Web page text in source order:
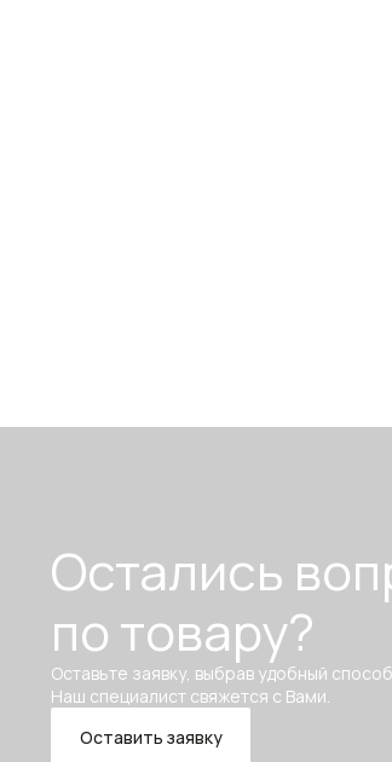
Остались
по товару?
Оставьте заявку, выбрав удобный способ
Наш специалист свяжется с Вами.
Оставить заявку